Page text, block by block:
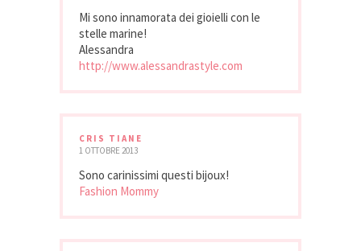
Mi sono innamorata dei gioielli con le
stelle marine!
Alessandra
http://www.alessandrastyle.com
CRIS TIANE
1 OTTOBRE 2013
Sono carinissimi questi bijoux!
Fashion Mommy